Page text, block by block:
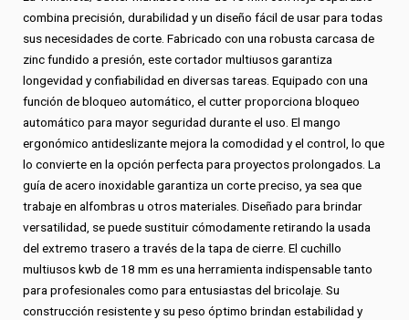
cantidad
combina precisión, durabilidad y un diseño fácil de usar para todas
sus necesidades de corte. Fabricado con una robusta carcasa de
zinc fundido a presión, este cortador multiusos garantiza
longevidad y confiabilidad en diversas tareas. Equipado con una
función de bloqueo automático, el cutter proporciona bloqueo
automático para mayor seguridad durante el uso. El mango
ergonómico antideslizante mejora la comodidad y el control, lo que
lo convierte en la opción perfecta para proyectos prolongados. La
guía de acero inoxidable garantiza un corte preciso, ya sea que
trabaje en alfombras u otros materiales. Diseñado para brindar
versatilidad, se puede sustituir cómodamente retirando la usada
del extremo trasero a través de la tapa de cierre. El cuchillo
multiusos kwb de 18 mm es una herramienta indispensable tanto
para profesionales como para entusiastas del bricolaje. Su
construcción resistente y su peso óptimo brindan estabilidad y